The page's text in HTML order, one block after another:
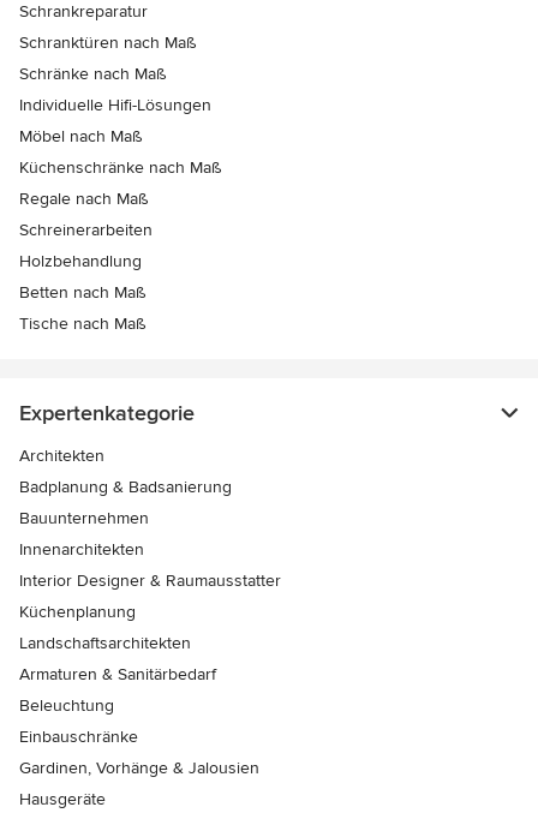
Schrankreparatur
Schranktüren nach Maß
Schränke nach Maß
Individuelle Hifi-Lösungen
Möbel nach Maß
Küchenschränke nach Maß
Regale nach Maß
Schreinerarbeiten
Holzbehandlung
Betten nach Maß
Tische nach Maß
Expertenkategorie
Architekten
Badplanung & Badsanierung
Bauunternehmen
Innenarchitekten
Interior Designer & Raumausstatter
Küchenplanung
Landschaftsarchitekten
Armaturen & Sanitärbedarf
Beleuchtung
Einbauschränke
Gardinen, Vorhänge & Jalousien
Hausgeräte